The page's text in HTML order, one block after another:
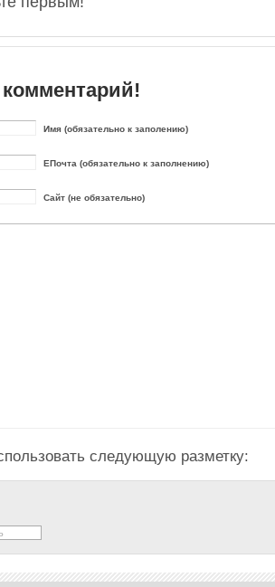
Имя (обязательно к заполению)
ЕПочта (обязательно к заполнению)
Сайт (не обязательно)
следующую разметку: